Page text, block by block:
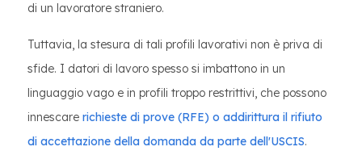
di un lavoratore straniero.
Tuttavia, la stesura di tali profili lavorativi non è priva di
sfide. I datori di lavoro spesso si imbattono in un
linguaggio vago e in profili troppo restrittivi, che possono
innescare richieste di prove (RFE) o addirittura il rifiuto
di accettazione della domanda da parte dell'USCIS.